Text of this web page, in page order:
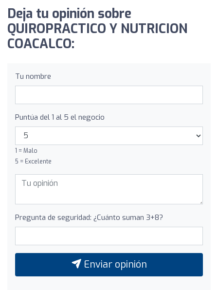
Deja tu opinión sobre
QUIROPRACTICO Y NUTRICION
COACALCO:
Tu nombre
Puntúa del 1 al 5 el negocio
1 = Malo
5 = Excelente
Pregunta de seguridad: ¿Cuánto suman 3+8?
Enviar opinión